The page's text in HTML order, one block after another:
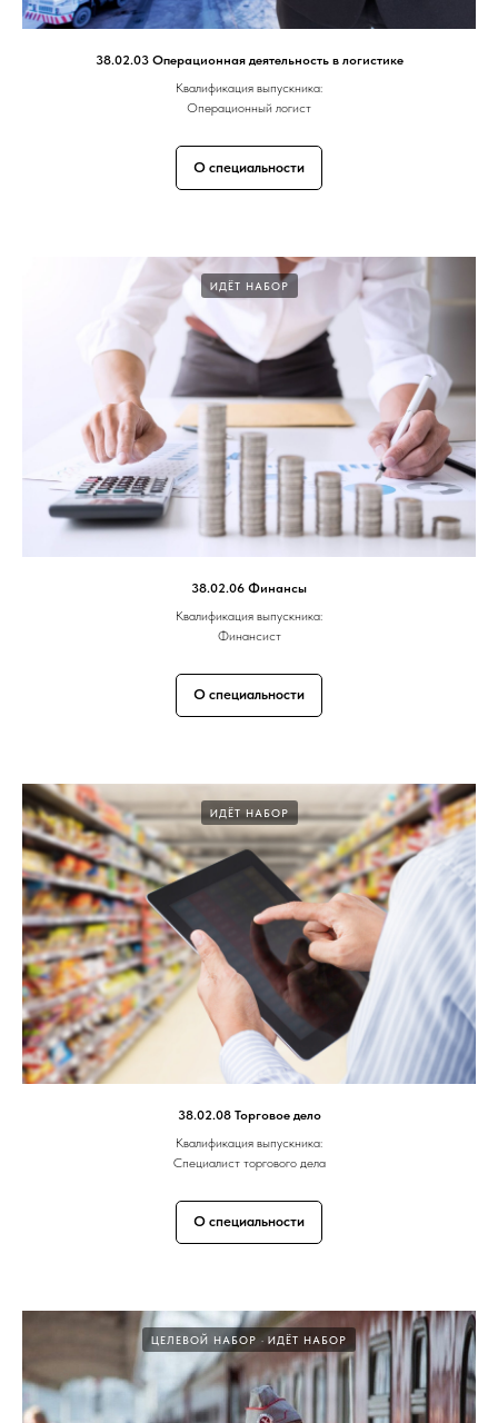
38.02.03 Операционная деятельность в логистике
Квалификация выпускника:
Операционный логист
О специальности
ИДЁТ НАБОР
38.02.06 Финансы
Квалификация выпускника:
Финансист
О специальности
ИДЁТ НАБОР
38.02.08 Торговое дело
Квалификация выпускника:
Специалист торгового дела
О специальности
ЦЕЛЕВОЙ НАБОР ИДЁТ НАБОР